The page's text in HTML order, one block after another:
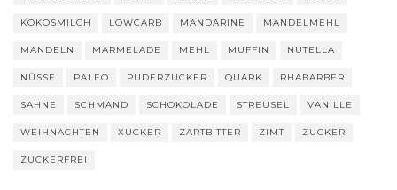
KOKOSMILCH LOWCARB MANDARINE MANDELMEHL
MANDELN MARMELADE MEHL MUFFIN NUTELLA
NÜSSE PALEO PUDERZUCKER QUARK RHABARBER
SAHNE SCHMAND SCHOKOLADE STREUSEL VANILLE
WEIHNACHTEN XUCKER ZARTBITTER ZIMT ZUCKER
ZUCKERFREI